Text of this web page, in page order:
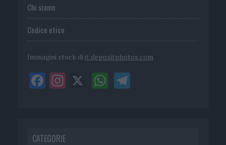
Chi siamo
Codice etico
Immagini stock di it.depositphotos.com
CATEGORIE